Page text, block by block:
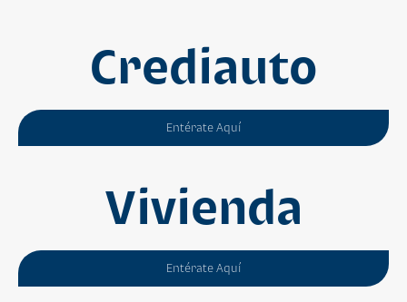
Crediauto
Entérate Aquí
Vivienda
Entérate Aquí